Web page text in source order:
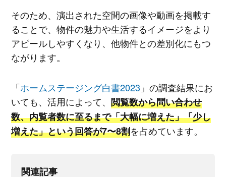
そのため、演出された空間の画像や動画を掲載す
ることで、物件の魅力や生活するイメージをより
アピールしやすくなり、他物件との差別化にもつ
ながります。
「ホームステージング白書2023 」の調査結果にお
いても、活用によって、 閲覧数から問い合わせ
数、内覧者数に至るまで「大幅に増えた」「少し
増えた」という回答が7〜8割を占めています。
関連記事